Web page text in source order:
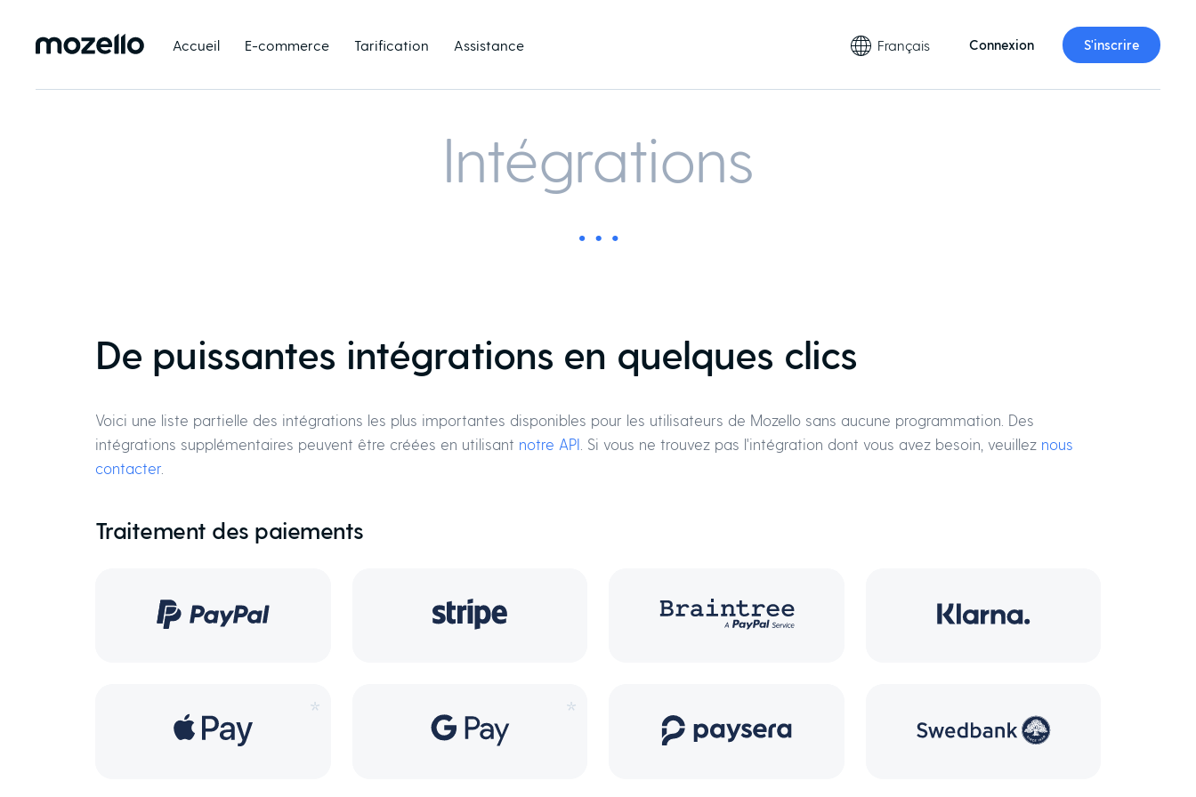
Accueil E-commerce Tarification Assistance Français Connexion S'inscrire
Intégrations
De puissantes intégrations en quelques clics
Voici une liste partielle des intégrations les plus importantes disponibles pour les utilisateurs de Mozello sans aucune programmation. Des
intégrations supplémentaires peuvent être créées en utilisant notre API . Si vous ne trouvez pas l'intégration dont vous avez besoin, veuillez nous
contacter
Traitement des paiements
* *